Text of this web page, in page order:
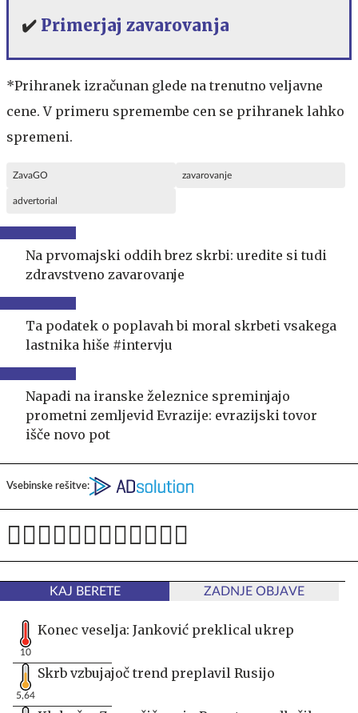
✔️ Primerjaj zavarovanja
*Prihranek izračunan glede na trenutno veljavne
cene. V primeru spremembe cen se prihranek lahko
spremeni.
ZavaGO zavarovanje
advertorial
Na prvomajski oddih brez skrbi: uredite si tudi
zdravstveno zavarovanje
Ta podatek o poplavah bi moral skrbeti vsakega
lastnika hiše #intervju
Napadi na iranske železnice spreminjajo
prometni zemljevid Evrazije: evrazijski tovor
išče novo pot
Vsebinske rešitve:
KAJ BERETE ZADNJE OBJAVE
10
Konec veselja: Janković preklical ukrep
5,64
Skrb vzbujajoč trend preplavil Rusijo